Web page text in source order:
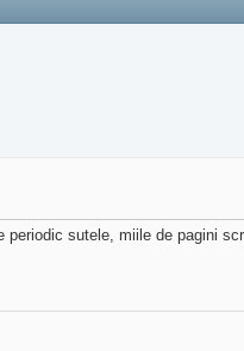
sutele, miile de pagini